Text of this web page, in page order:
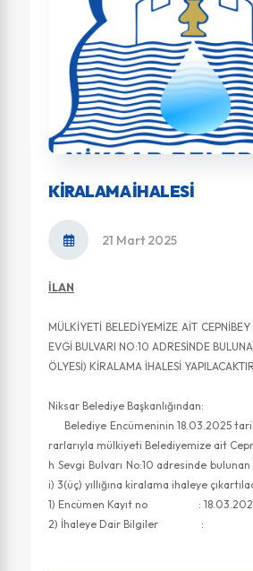
KIRALAMA İHALESI
21 Mart 2025
İLAN
MÜLKİYETİ BELEDİYEMİZE AİT
EVGİ BULVARI NO:10 ADRESİNDE
ÖLYESİ) KİRALAMA İHALESİ
Niksar Belediye Başkanlığından:
Belediye Encümeninin 18.03.2025
rarlarıyla mülkiyeti Belediyemize ait
h Sevgi Bulvarı No:10 adresinde
i) 3(üç) yıllığına kiralama ihaleye
1) Encümen Kayıt no :
2) İhaleye Dair Bilgiler :